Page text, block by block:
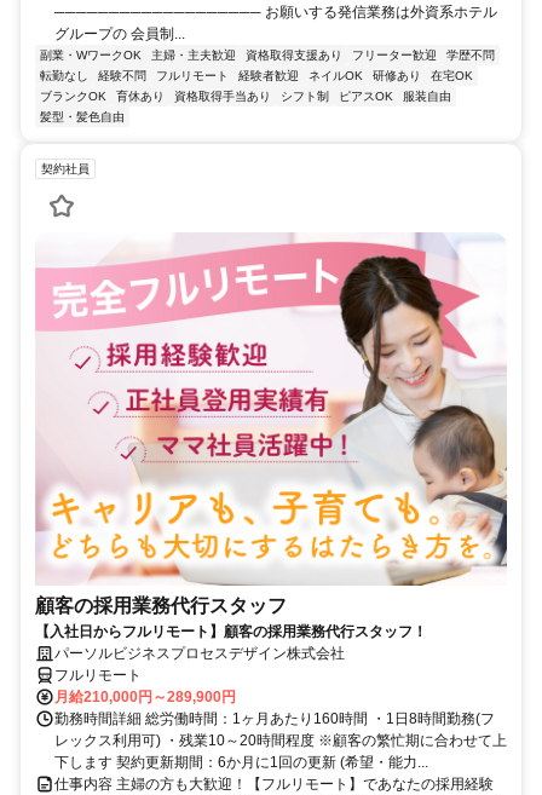
─────────────────── お願いする発信業務は外資系ホテル
グループの 会員制...
副業・WワークOK 主婦・主夫歓迎 資格取得支援あり フリーター歓迎
学歴不問
転勤なし
経験不問 フルリモート 経験者歓迎 ネイルOK 研修あり
在宅OK
ブランクOK
育休あり 資格取得手当あり シフト制 ピアスOK
服装自由
髪型・髪色自由
契約社員
顧客の採用業務代行スタッフ
【入社日からフルリモート】顧客の採用業務代行スタッフ！
パーソルビジネスプロセスデザイン株式会社
フルリモート
月給210,000円～289,900円
勤務時間詳細 総労働時間：1ヶ月あたり160時間 ・1日8時間勤務(フ
レックス利用可) ・残業10～20時間程度 ※顧客の繁忙期に合わせて上
下します 契約更新期間：6か月に1回の更新 (希望・能力...
仕事内容 主婦の方も大歓迎！【フルリモート】であなたの採用経験